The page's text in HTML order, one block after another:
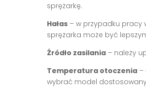
sprężarkę.
Hałas – w przypadku pracy
sprężarka może być
Źródło zasilania – należy
Temperatura otoczenia –
wybrać model